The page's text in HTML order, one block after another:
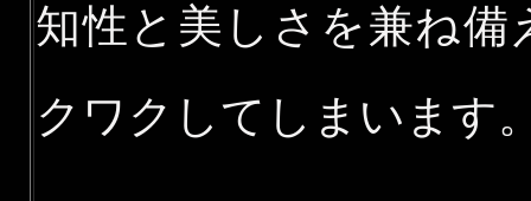
知性と美しさを兼ね備
クワクしてしまいます